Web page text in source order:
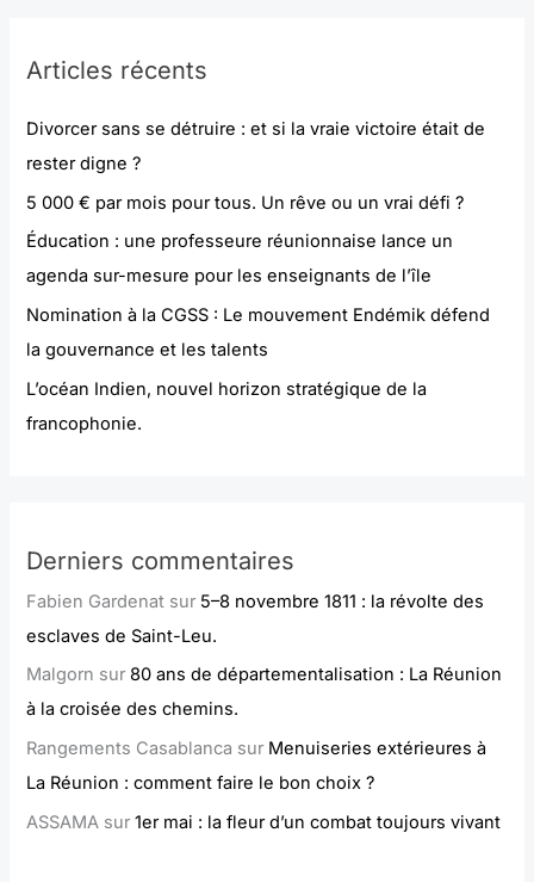
Articles récents
Divorcer sans se détruire : et si la vraie victoire était de
rester digne ?
5 000 € par mois pour tous. Un rêve ou un vrai défi ?
Éducation : une professeure réunionnaise lance un
agenda sur-mesure pour les enseignants de l’île
Nomination à la CGSS : Le mouvement Endémik défend
la gouvernance et les talents
L’océan Indien, nouvel horizon stratégique de la
francophonie.
Derniers commentaires
Fabien Gardenat sur 5–8 novembre 1811 : la révolte des
esclaves de Saint-Leu.
Malgorn sur 80 ans de départementalisation : La Réunion
à la croisée des chemins.
Rangements Casablanca sur Menuiseries extérieures à
La Réunion : comment faire le bon choix ?
ASSAMA sur1er mai : la fleur d’un combat toujours vivant